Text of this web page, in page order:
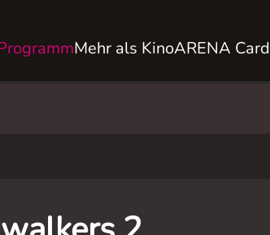
Mehr als KinoARENA Card